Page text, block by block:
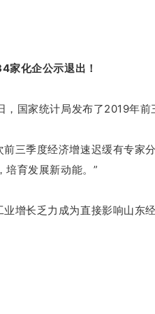
家化企公示退出！
，国家统计局发布了2019年
前三季度经济增速迟缓有专家
培育发展新动能。 ”
业增长乏力成为直接影响山东